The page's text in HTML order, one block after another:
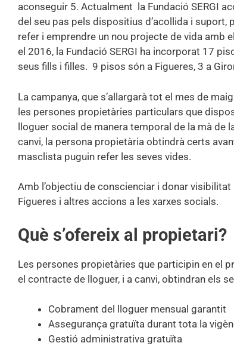
aconseguir 5. Actualment la Fundació SERGI
del seu pas pels dispositius d’acollida i suport,
refer i emprendre un nou projecte de vida amb
el 2016, la Fundació SERGI ha incorporat 17
seus fills i filles. 9 pisos són a Figueres, 3 a
La campanya, que s’allargarà tot el mes de
les persones propietàries particulars que
lloguer social de manera temporal de la mà de
canvi, la persona propietària obtindrà certs
masclista puguin refer les seves vides.
Amb l’objectiu de conscienciar i donar
Figueres i altres accions a les xarxes socials.
Què s’ofereix al propietari?
Les persones propietàries que participin en el
el contracte de lloguer, i a canvi, obtindran els
Cobrament del lloguer mensual garantit
Assegurança gratuïta durant tota la
Gestió administrativa gratuïta